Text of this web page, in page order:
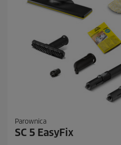
Parownica
SC 5 EasyFix